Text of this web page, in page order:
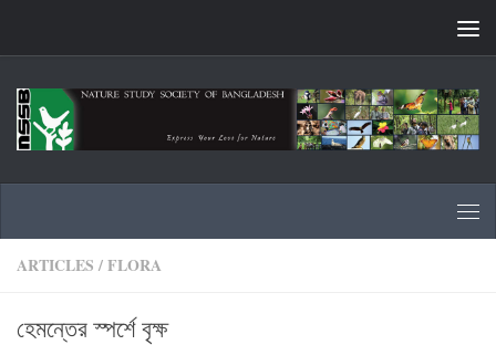
ARTICLES /FLORA
হেমন্তের স্পর্শে বৃক্ষ